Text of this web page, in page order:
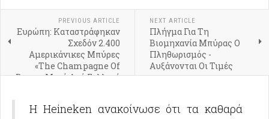
PREVIOUS ARTICLE
Ευρώπη: Καταστράφηκαν
Σχεδόν 2.400
Αμερικάνικες Μπύρες
«The Champagne Of
Beers» Μετά Από Γαλλική
NEXT ARTICLE
Πλήγμα Για Τη
Βιομηχανία Μπύρας Ο
Πληθωρισμός -
Αυξάνονται Οι Τιμές
Η Heineken ανακοίνωσε ότι τα καθαρά